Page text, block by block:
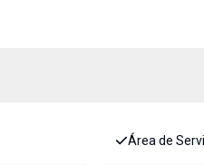
Área de